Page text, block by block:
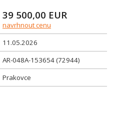
39 500,00 EUR
navrhnout cenu
11.05.2026
AR-048A-153654 (72944)
Prakovce